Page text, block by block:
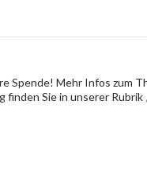
Spende! Mehr Infos zum
finden Sie in unserer Rubrik